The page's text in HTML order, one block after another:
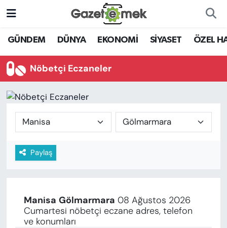
GÜNDEM DÜNYA EKONOMİ SİYASET ÖZEL
Nöbetçi Eczaneler
Paylaş
Manisa Gölmarmara 08 Ağustos 2026
Cumartesi nöbetçi eczane adres, telefon
ve konumları
DÜNYA
EKONOMİ
YENİ MEDYADA EMEK
GAZETECİLİĞİNİ GELİŞTİRMEK
FAYDALI BİLGİLER
EĞİTİM
Nöbetçi Eczaneler
Hava Durumu
Trafik Durumu
Haber Arşivi